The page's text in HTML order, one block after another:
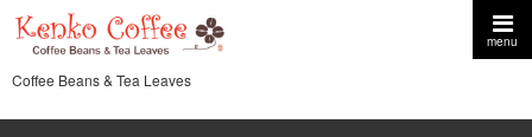
menu
Coffee Beans & Tea Leaves